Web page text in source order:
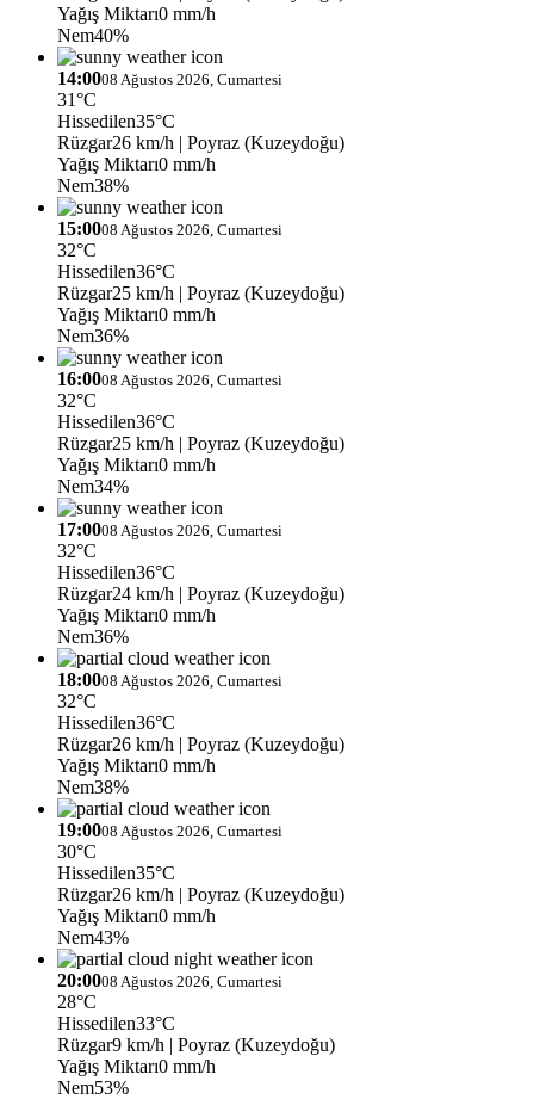
Yağış Miktarı0 mm/h
Nem40%
14:0008 Ağustos 2026, Cumartesi
31°C
Hissedilen35°C
Rüzgar26 km/h | Poyraz (Kuzeydoğu)
Yağış Miktarı0 mm/h
Nem38%
15:0008 Ağustos 2026, Cumartesi
32°C
Hissedilen36°C
Rüzgar25 km/h | Poyraz (Kuzeydoğu)
Yağış Miktarı0 mm/h
Nem36%
16:0008 Ağustos 2026, Cumartesi
32°C
Hissedilen36°C
Rüzgar25 km/h | Poyraz (Kuzeydoğu)
Yağış Miktarı0 mm/h
Nem34%
17:0008 Ağustos 2026, Cumartesi
32°C
Hissedilen36°C
Rüzgar24 km/h | Poyraz (Kuzeydoğu)
Yağış Miktarı0 mm/h
Nem36%
18:0008 Ağustos 2026, Cumartesi
32°C
Hissedilen36°C
Rüzgar26 km/h | Poyraz (Kuzeydoğu)
Yağış Miktarı0 mm/h
Nem38%
19:0008 Ağustos 2026, Cumartesi
30°C
Hissedilen35°C
Rüzgar26 km/h | Poyraz (Kuzeydoğu)
Yağış Miktarı0 mm/h
Nem43%
20:0008 Ağustos 2026, Cumartesi
28°C
Hissedilen33°C
Rüzgar9 km/h | Poyraz (Kuzeydoğu)
Yağış Miktarı0 mm/h
Nem53%